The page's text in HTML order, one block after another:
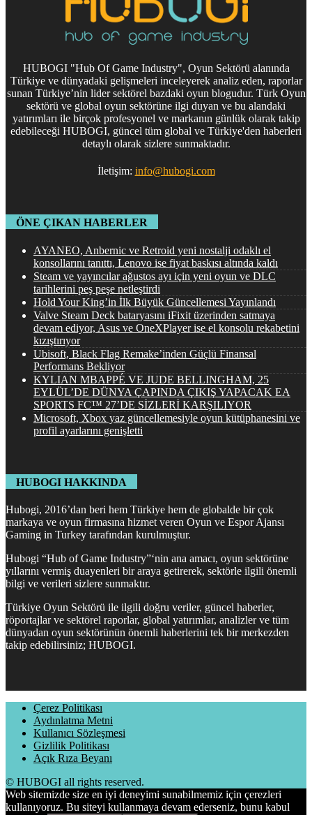
HUBOGI "Hub Of Game Industry", Oyun Sektörü alanında
Türkiye ve dünyadaki gelişmeleri inceleyerek analiz eden, raporlar
sunan Türkiye’nin lider sektörel bazdaki oyun blogudur. Türk Oyun
sektörü ve global oyun sektörüne ilgi duyan ve bu alandaki
yatırımları ile birçok profesyonel ve markanın günlük olarak takip
edebileceği HUBOGI, güncel tüm global ve Türkiye'den haberleri
detaylı olarak sizlere sunmaktadır.
İletişim: info@hubogi.com
ÖNE ÇIKAN HABERLER
AYANEO, Anbernic ve Retroid yeni nostalji odaklı el
konsollarını tanıttı, Lenovo ise fiyat baskısı altında kaldı
Steam ve yayıncılar ağustos ayı için yeni oyun ve DLC
tarihlerini peş peşe netleştirdi
Hold Your King’in İlk Büyük Güncellemesi Yayınlandı
Valve Steam Deck bataryasını iFixit üzerinden satmaya
devam ediyor, Asus ve OneXPlayer ise el konsolu rekabetini
kızıştırıyor
Ubisoft, Black Flag Remake’inden Güçlü Finansal
Performans Bekliyor
KYLIAN MBAPPÉ VE JUDE BELLINGHAM, 25
EYLÜL’DE DÜNYA ÇAPINDA ÇIKIŞ YAPACAK EA
SPORTS FC™ 27’DE SİZLERİ KARŞILIYOR
Microsoft, Xbox yaz güncellemesiyle oyun kütüphanesini ve
profil ayarlarını genişletti
HUBOGI HAKKINDA
Hubogi, 2016’dan beri hem Türkiye hem de globalde bir çok
markaya ve oyun firmasına hizmet veren Oyun ve Espor Ajansı
Gaming in Turkey tarafından kurulmuştur.
Hubogi “Hub of Game Industry”‘nin ana amacı, oyun sektörüne
yıllarını vermiş duayenleri bir araya getirerek, sektörle ilgili önemli
bilgi ve verileri sizlere sunmaktır.
Türkiye Oyun Sektörü ile ilgili doğru veriler, güncel haberler,
röportajlar ve sektörel raporlar, global yatırımlar, analizler ve tüm
dünyadan oyun sektörünün önemli haberlerini tek bir merkezden
takip edebilirsiniz; HUBOGI.
Çerez Politikası
Aydınlatma Metni
Kullanıcı Sözleşmesi
Gizlilik Politikası
Açık Rıza Beyanı
© HUBOGI all rights reserved.
Web sitemizde size en iyi deneyimi sunabilmemiz için çerezleri
kullanıyoruz. Bu siteyi kullanmaya devam ederseniz, bunu kabul